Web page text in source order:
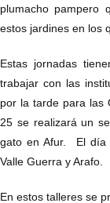
plumacho pampero
estos jardines en los
Estas jornadas
trabajar con las
por la tarde para las
25 se realizará un
gato en Afur. El día
Valle Guerra y Arafo.
En estos talleres se